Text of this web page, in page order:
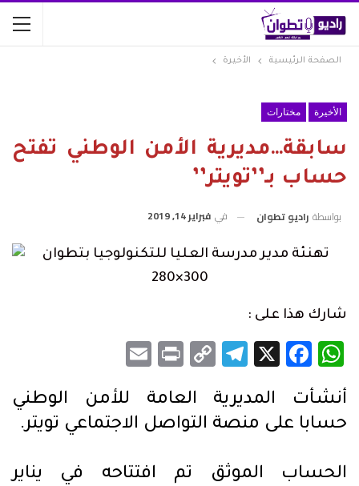
الصفحة الرئيسية الأخيرة
الأخيرة مختارات
سابقة…مديرية الأمن الوطني تفتح
حساب بـ’’تويتر’’
بواسطة راديو تطوان في فبراير 14, 2019
شارك هذا على :
WhatsApp
Facebook
X
Telegram
Copy
Print
أنشأت المديرية العامة للأمن الوطني
حسابا على منصة التواصل الاجتماعي تويتر.
الحساب الموثق تم افتتاحه في يناير